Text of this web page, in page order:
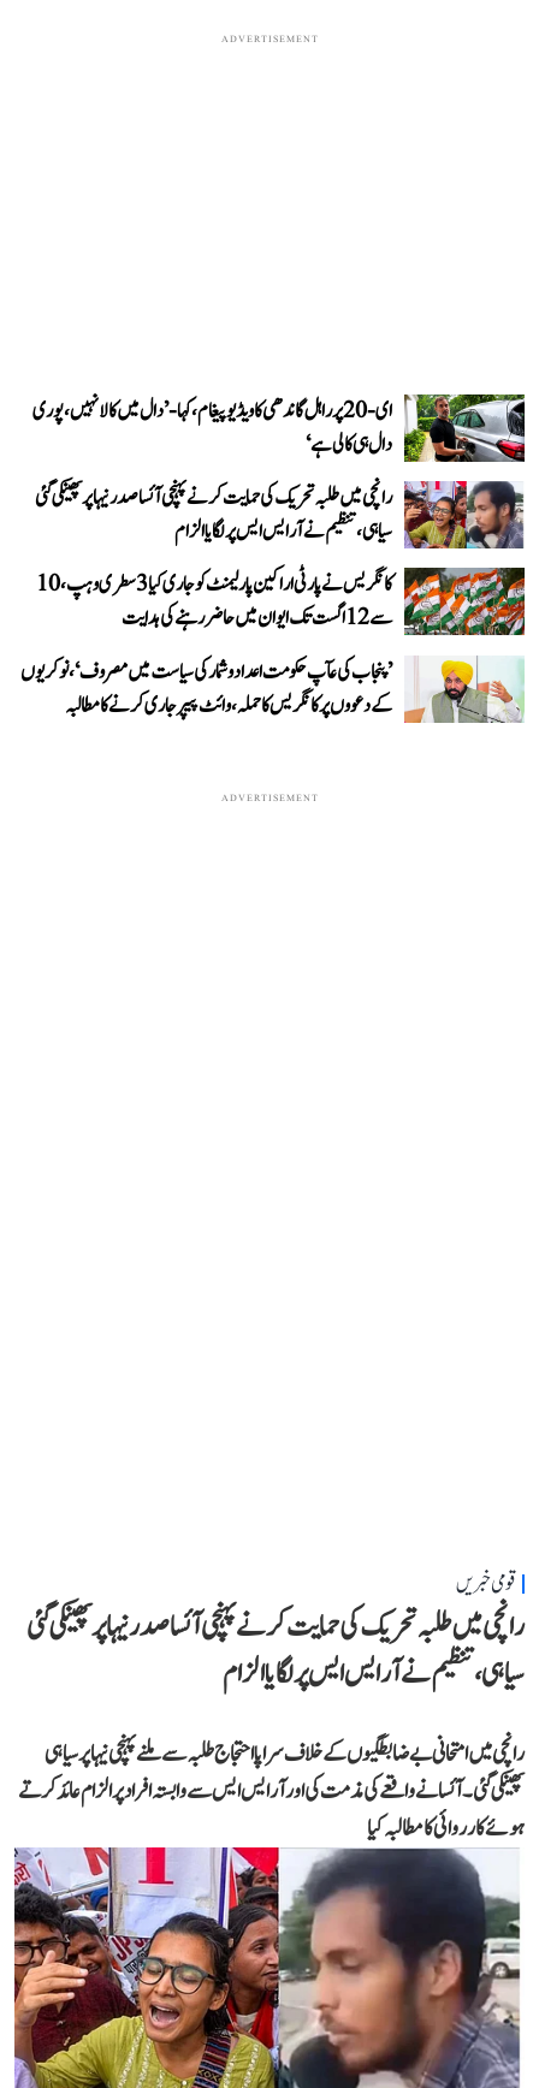
ADVERTISEMENT
ای-20 پر راہل گاندھی کا ویڈیو پیغام، کہا- ’دال میں کالا نہیں، پوری
دال ہی کالی ہے‘
رانچی میں طلبہ تحریک کی حمایت کرنے پہنچی آئسا صدر نیہا پر پھینکی گئی
سیاہی، تنظیم نے آر ایس ایس پر لگایا الزام
کانگریس نے پارٹی اراکین پارلیمنٹ کو جاری کیا 3 سطری وہپ، 10
سے 12 اگست تک ایوان میں حاضر رہنے کی ہدایت
’پنجاب کی عآپ حکومت اعداد و شمار کی سیاست میں مصروف‘، نوکریوں
کے دعووں پر کانگریس کا حملہ، وائٹ پیپر جاری کرنے کا مطالبہ
ADVERTISEMENT
قومی خبریں
رانچی میں طلبہ تحریک کی حمایت کرنے پہنچی آئسا صدر نیہا پر پھینکی گئی
سیاہی، تنظیم نے آر ایس ایس پر لگایا الزام
رانچی میں امتحانی بے ضابطگیوں کے خلاف سراپا احتجاج طلبہ سے ملنے پہنچی نیہا پر سیاہی
پھینکی گئی۔ آئسا نے واقعے کی مذمت کی اور آر ایس ایس سے وابستہ افراد پر الزام عائد کرتے
ہوئے کارروائی کا مطالبہ کیا